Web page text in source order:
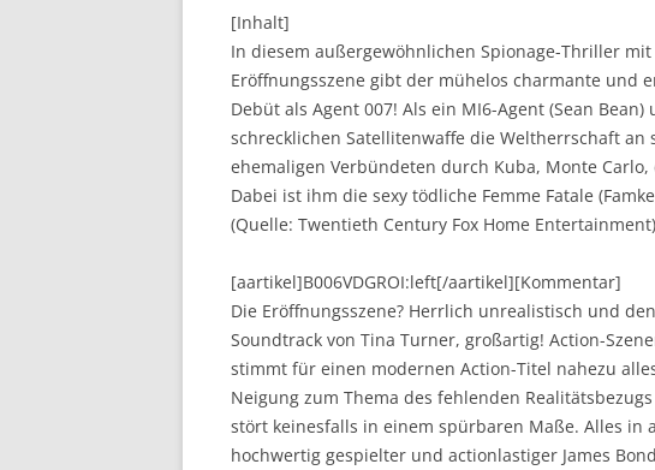
[Inhalt]
In diesem außergewöhnlichen Spionage-Thriller
Eröffnungsszene gibt der mühelos charmante und
Debüt als Agent 007! Als ein MI6-Agent (Sean
schrecklichen Satellitenwaffe die Weltherrschaft an
ehemaligen Verbündeten durch Kuba, Monte
Dabei ist ihm die sexy tödliche Femme Fatale
(Quelle: Twentieth Century Fox Home Entertainment)
[aartikel]B006VDGROI:left[/aartikel][Kommentar]
Die Eröffnungsszene? Herrlich unrealistisch und
Soundtrack von Tina Turner, großartig! Action-
stimmt für einen modernen Action-Titel nahezu
Neigung zum Thema des fehlenden
stört keinesfalls in einem spürbaren Maße. Alles in
hochwertig gespielter und actionlastiger James